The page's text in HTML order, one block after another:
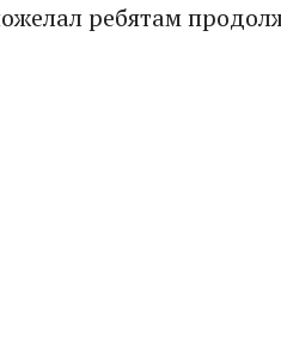
ребятам